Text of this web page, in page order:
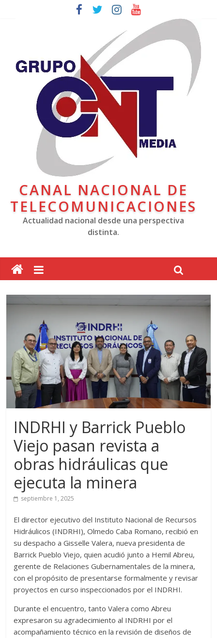
CANAL NACIONAL DE
TELECOMUNICACIONES
Actualidad nacional desde una perspectiva
distinta.
INDRHI y Barrick Pueblo
Viejo pasan revista a
obras hidráulicas que
ejecuta la minera
septiembre 1, 2025
El director ejecutivo del Instituto Nacional de Recursos
Hidráulicos (INDRHI), Olmedo Caba Romano, recibió en
su despacho a Gisselle Valera, nueva presidenta de
Barrick Pueblo Viejo, quien acudió junto a Hemil Abreu,
gerente de Relaciones Gubernamentales de la minera,
con el propósito de presentarse formalmente y revisar
proyectos en curso inspeccionados por el INDRHI.
Durante el encuentro, tanto Valera como Abreu
expresaron su agradecimiento al INDRHI por el
acompañamiento técnico en la revisión de diseños de